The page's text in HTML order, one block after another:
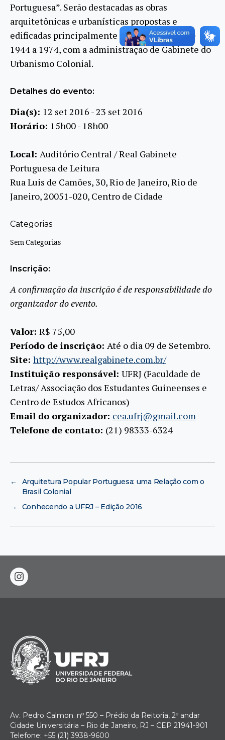
Portuguesa”. Serão destacadas as obras
arquitetônicas e urbanísticas propostas e
edificadas principalmente durante os anos de
1944 a 1974, com a administração de Gabinete do
Urbanismo Colonial.
Detalhes do evento:
Dia(s): 12 set 2016 - 23 set 2016
Horário: 15h00 - 18h00
Local: Auditório Central / Real Gabinete
Portuguesa de Leitura
Rua Luis de Camões, 30, Rio de Janeiro, Rio de
Janeiro, 20051-020, Centro de Cidade
Categorias
Sem Categorias
Inscrição:
A confirmação da inscrição é de responsabilidade do
organizador do evento.
Valor: R$ 75,00
Período de inscrição: Até o dia 09 de Setembro.
Site: http://www.realgabinete.com.br/
Instituição responsável: UFRJ (Faculdade de
Letras/ Associação dos Estudantes Guineenses e
Centro de Estudos Africanos)
Email do organizador: cea.ufrj@gmail.com
Telefone de contato: (21) 98333-6324
←
Arquitetura Popular Portuguesa: uma Relação com o
Brasil Colonial
→
Conhecendo a UFRJ – Edição 2016
instagram
Av. Pedro Calmon. nº 550 – Prédio da Reitoria, 2º andar
Cidade Universitária – Rio de Janeiro, RJ – CEP 21941-901
Telefone: +55 (21) 3938-9600